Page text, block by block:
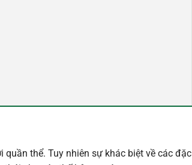
thể. Tuy nhiên sự khác biệt về các đặc